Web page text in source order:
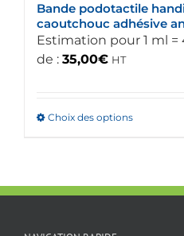
Bande podotactile
caoutchouc adhésive
Estimation pour 1 ml =
de : 35,00€ HT
Choix des optionsCe